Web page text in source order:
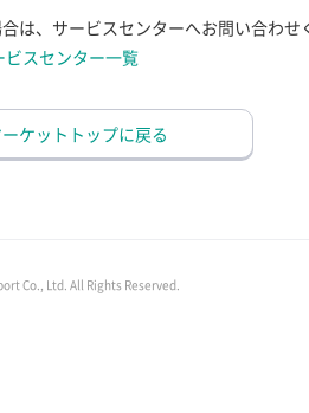
は、サービスセンターへお問い合わせ
ビスセンター一覧
ケットトップに戻る
Co., Ltd. All Rights Reserved.